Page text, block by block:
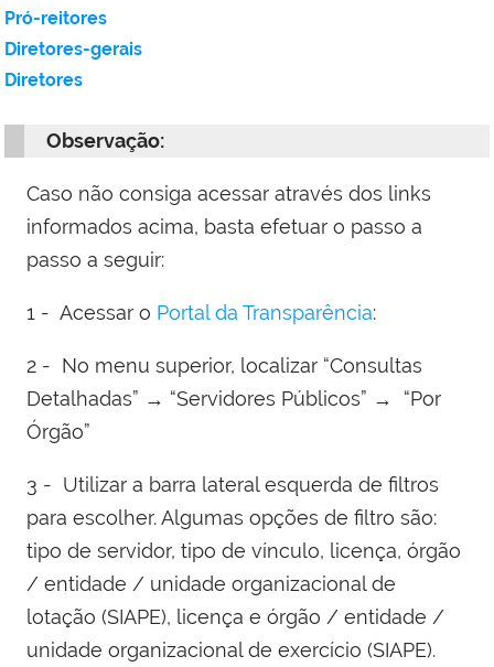
Pró-reitores
Diretores-gerais
Diretores
Observação:
Caso não consiga acessar através dos links
informados acima, basta efetuar o passo a
passo a seguir:
1 - Acessar o Portal da Transparência:
2 - No menu superior, localizar “Consultas
Detalhadas” → “Servidores Públicos” → “Por
Órgão”
3 - Utilizar a barra lateral esquerda de filtros
para escolher. Algumas opções de filtro são:
tipo de servidor, tipo de vínculo, licença, órgão
/ entidade / unidade organizacional de
lotação (SIAPE), licença e órgão / entidade /
unidade organizacional de exercício (SIAPE).